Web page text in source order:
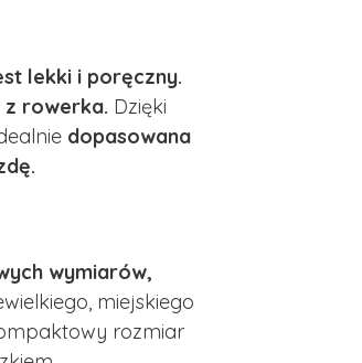
lekki i poręczny.
z rowerka. Dzięki
dopasowana
wymiarów,
miejskiego
rozmiar